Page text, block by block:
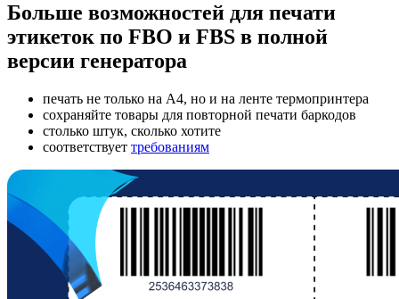
Больше возможностей для печати
этикеток по FBO и FBS в полной
версии генератора
печать не только на А4, но и на ленте термопринтера
сохраняйте товары для повторной печати баркодов
столько штук, сколько хотите
соответствует требованиям